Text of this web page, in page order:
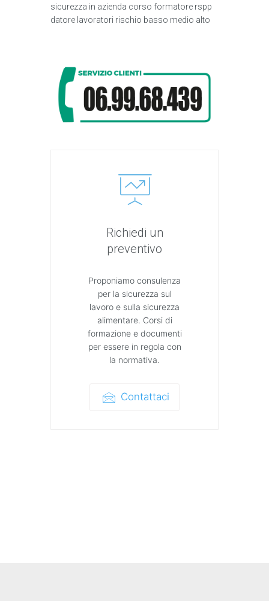
sicurezza in azienda corso formatore rspp
datore lavoratori rischio basso medio alto
Richiedi un
preventivo
Proponiamo consulenza
per la sicurezza sul
lavoro e sulla sicurezza
alimentare. Corsi di
formazione e documenti
per essere in regola con
la normativa.
Contattaci